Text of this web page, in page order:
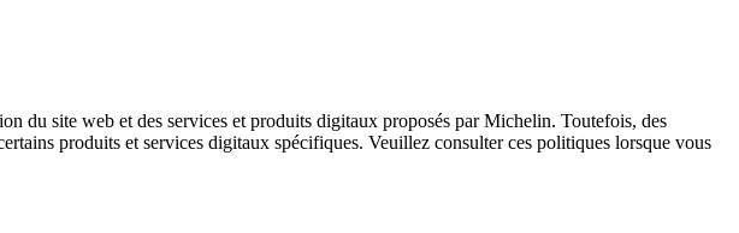
du site web et des services et produits digitaux proposés par Michelin. Toutefois, des
produits et services digitaux spécifiques. Veuillez consulter ces politiques lorsque vous